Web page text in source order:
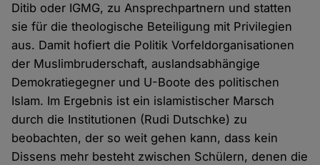
Ditib oder IGMG, zu Ansprechpartnern und statten
sie für die theologische Beteiligung mit Privilegien
aus. Damit hofiert die Politik Vorfeldorganisationen
der Muslimbruderschaft, auslandsabhängige
Demokratiegegner und U-Boote des politischen
Islam. Im Ergebnis ist ein islamistischer Marsch
durch die Institutionen (Rudi Dutschke) zu
beobachten, der so weit gehen kann, dass kein
Dissens mehr besteht zwischen Schülern, denen die